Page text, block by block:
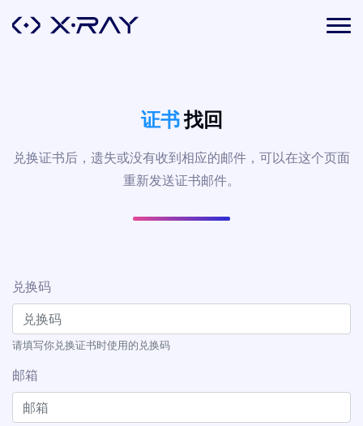
证书找回
兑换证书后，遗失或没有收到相应的邮件，可以在这个页面
重新发送证书邮件。
兑换码
请填写你兑换证书时使用的兑换码
邮箱